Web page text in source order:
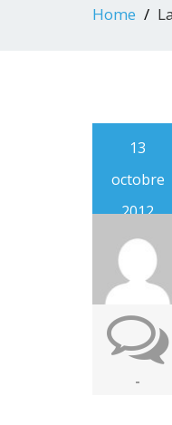
Home
13
octobre
2012
-